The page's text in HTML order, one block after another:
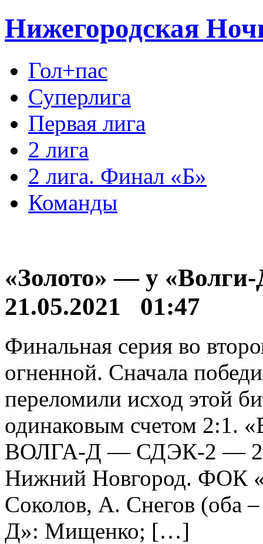
Нижегородская
Гол+пас
Суперлига
Первая лига
2 лига
2 лига. Финал «Б»
Команды
«Золото» — у
21.05.2021 01:47
Финальная серия во
огненной. Сначала
переломили исход этой
одинаковым счетом
ВОЛГА-Д — СДЭК-2 —
Нижний Новгород. ФОК
Соколов, А. Снегов (оба
Д»: Мищенко; […]